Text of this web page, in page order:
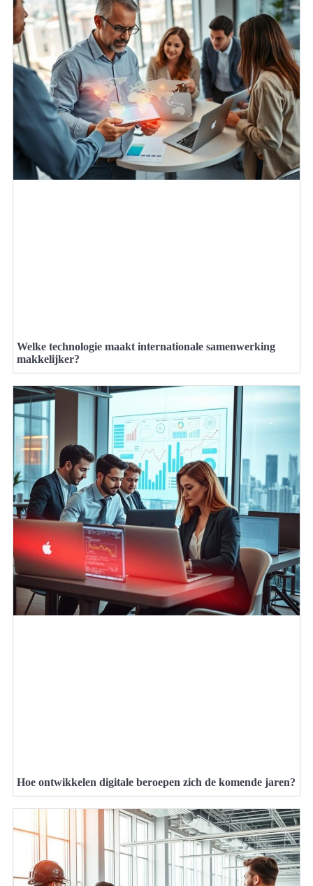
Welke technologie maakt internationale samenwerking
makkelijker?
Hoe ontwikkelen digitale beroepen zich de komende jaren?